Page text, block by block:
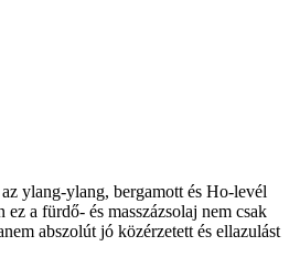
ylang-ylang, bergamott és Ho-levél
a fürdő- és masszázsolaj nem csak
abszolút jó közérzetett és ellazulást